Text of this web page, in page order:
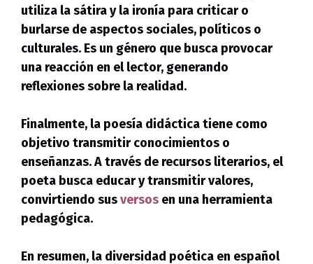
utiliza la sátira y la ironía para criticar o
burlarse de aspectos sociales, políticos o
culturales. Es un género que busca provocar
una reacción en el lector, generando
reflexiones sobre la realidad.
Finalmente, la poesía didáctica tiene como
objetivo transmitir conocimientos o
enseñanzas. A través de recursos literarios, el
poeta busca educar y transmitir valores,
convirtiendo susversos en una herramienta
pedagógica.
En resumen, la diversidad poética en español